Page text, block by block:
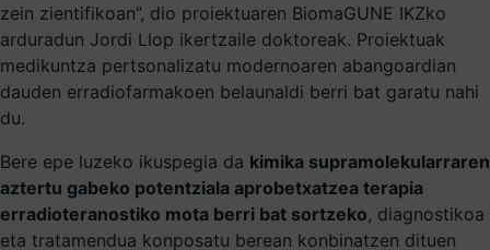
zein zientifikoan”, dio proiektuaren BiomaGUNE IKZko
arduradun Jordi Llop ikertzaile doktoreak. Proiektuak
medikuntza pertsonalizatu modernoaren abangoardian
dauden erradiofarmakoen belaunaldi berri bat garatu nahi
du.
Bere epe luzeko ikuspegia da kimika supramolekularraren
aztertu gabeko potentziala aprobetxatzea terapia
erradioteranostiko mota berri bat sortzeko, diagnostikoa
eta tratamendua konposatu berean konbinatzen dituen